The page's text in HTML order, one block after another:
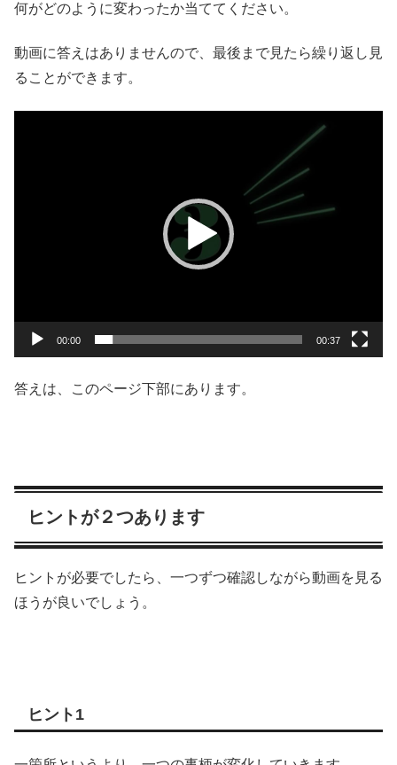
何がどのように変わったか当ててください。
動画に答えはありませんので、最後まで見たら繰り返し見
ることができます。
00:00 00:37
答えは、このページ下部にあります。
ヒントが２つあります
ヒントが必要でしたら、一つずつ確認しながら動画を見る
ほうが良いでしょう。
ヒント1